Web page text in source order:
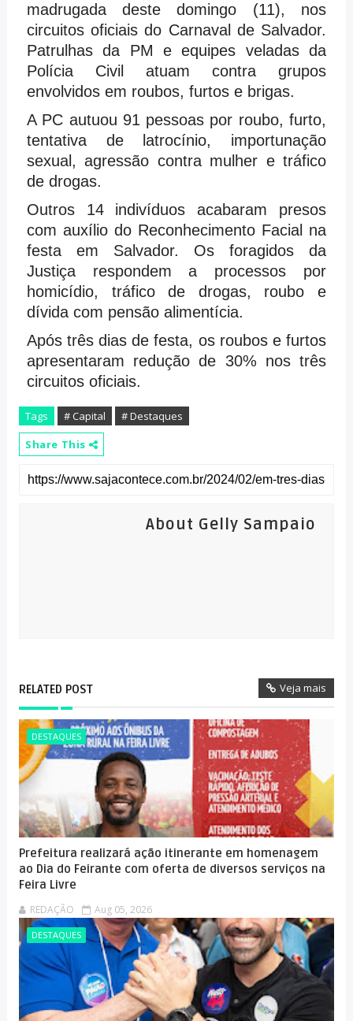
madrugada deste domingo (11), nos
circuitos oficiais do Carnaval de Salvador.
Patrulhas da PM e equipes veladas da
Polícia Civil atuam contra grupos
envolvidos em roubos, furtos e brigas.
A PC autuou 91 pessoas por roubo, furto,
tentativa de latrocínio, importunação
sexual, agressão contra mulher e tráfico
de drogas.
Outros 14 indivíduos acabaram presos
com auxílio do Reconhecimento Facial na
festa em Salvador. Os foragidos da
Justiça respondem a processos por
homicídio, tráfico de drogas, roubo e
dívida com pensão alimentícia.
Após três dias de festa, os roubos e furtos
apresentaram redução de 30% nos três
circuitos oficiais.
Tags # Capital
# Destaques
Share This
About Gelly Sampaio
RELATED POST Veja mais
DESTAQUES
Prefeitura realizará ação itinerante em homenagem
ao Dia do Feirante com oferta de diversos serviços na
Feira Livre
REDAÇÃO Aug 05, 2026
DESTAQUES